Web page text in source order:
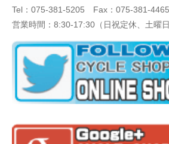
Tel： 075-381-5205 Fax：075-381-4465
営業時間：8:30-17:30（日祝定休、土曜日